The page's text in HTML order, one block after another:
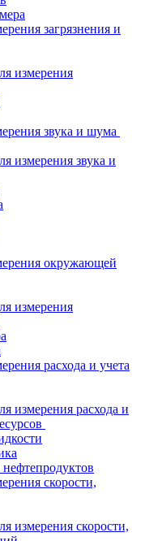
загрязнения и
измерения
звука и шума
измерения звука и
окружающей
измерения
расхода и учета
измерения расхода и
скорости,
измерения скорости,